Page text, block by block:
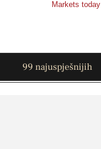
Markets today
99 najuspješnijih